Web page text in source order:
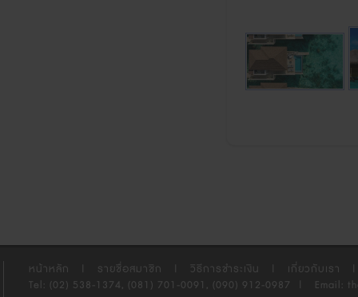
หน้าหลัก รายชื่อสมาชิก วิธีการชำระเงิน เกี่ยวกับเรา
Tel: (02) 538-1374, (081) 701-0091, (090) 912-0987
Email: